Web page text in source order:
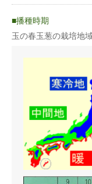
〇冷涼な気候を好む
〇寒さに強く初期成
く25℃以上になると
〇栽培型は一般地で
で、播種適期時期を
蒔き方
株間（cm）
1a当たり株数
播種時期
玉の春玉葱の栽培地